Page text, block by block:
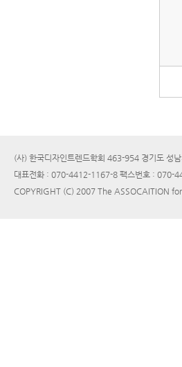
(사) 한국디자인트렌드학회 463-954 경기도 성
대표전화 : 070-4412-1167-8 팩스번호 : 070-
COPYRIGHT (C) 2007 The ASSOCAITION